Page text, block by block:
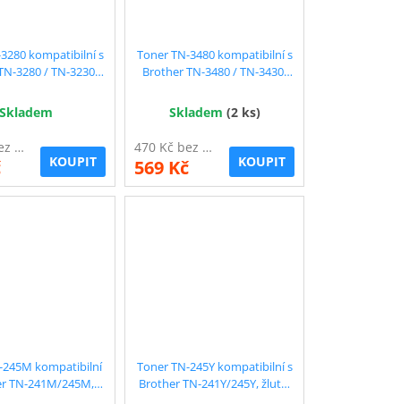
kompatibilní s
3280 / TN-3230,
470 Kč bez DPH
KOUPIT
Toner TN-3480 kompatibilní s
Brother TN-3480 / TN-3430,
Skladem (2 ks)
470 Kč bez DPH
569 Kč KOUPIT
245M kompatibilní
TN-241M/245M,
Toner TN-245Y kompatibilní s
Brother TN-241Y/245Y, žlutý,